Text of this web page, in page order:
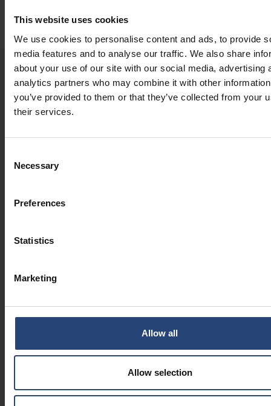
This website uses cookies
We use cookies to personalise content and ads, to provide
media features and to analyse our traffic. We also share
about your use of our site with our social media, advertising
analytics partners who may combine it with other
you’ve provided to them or that they’ve collected from your
their services.
Selection
Necessary
Preferences
Statistics
Marketing
Allow all
Allow selection
NOS DERNIÈRES NOUVELLES ET PERSPECTIVES
Comment les fabricants peuvent-
ils régionaliser leurs opérations